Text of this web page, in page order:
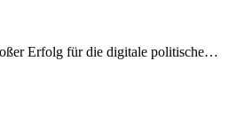
Erfolg für die digitale politische…